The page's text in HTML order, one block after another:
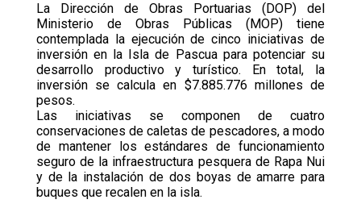
La Dirección de Obras Portuarias (DOP) del
Ministerio de Obras Públicas (MOP) tiene
contemplada la ejecución de cinco iniciativas de
inversión en la Isla de Pascua para potenciar su
desarrollo productivo y turístico. En total, la
inversión se calcula en $7.885.776 millones de
pesos.
Las iniciativas se componen de cuatro
conservaciones de caletas de pescadores, a modo
de mantener los estándares de funcionamiento
seguro de la infraestructura pesquera de Rapa Nui
y de la instalación de dos boyas de amarre para
buques que recalen en la isla.